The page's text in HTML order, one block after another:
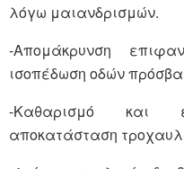
λόγω μαιανδρισμών.
-Απομάκρυνση
ισοπέδωση οδών
-Καθαρισμό και
αποκατάσταση